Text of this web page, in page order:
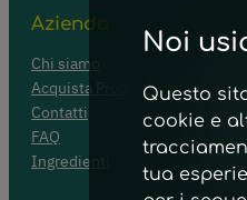
Noi
Questo
cookie e
tua
Azienda
Chi siamo
Acquista Prodotti
Contatti
FAQ
Ingredienti
Dolori